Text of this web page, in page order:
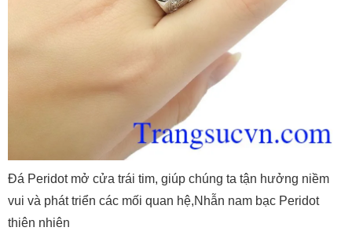
Đá Peridot mở cửa trái tim, giúp chúng ta tận hưởng niềm
vui và phát triển các mối quan hệ,Nhẫn nam bạc Peridot
thiên nhiên